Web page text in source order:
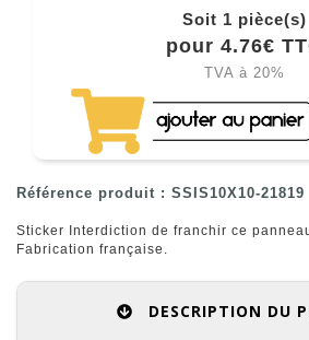
Soit 1 pièce(s)
pour 4.76€
TVA à 20%
Référence produit : SSIS10X10-21819
Sticker Interdiction de franchir ce
Fabrication française.
DESCRIPTION DU